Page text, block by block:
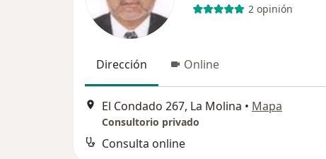
2 opinión
Dirección Online
El Condado 267, La Molina • Mapa
Consultorio privado
Consulta online